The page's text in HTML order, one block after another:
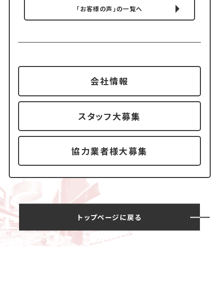
「お客様の声」の一覧へ
会社情報
スタッフ大募集
協力業者様大募集
トップページに戻る